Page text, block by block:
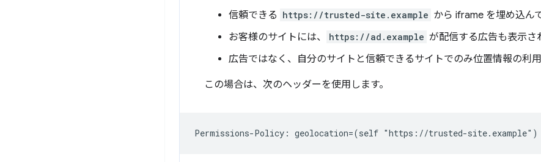
信頼できる https://trusted-site.example から iframe を埋め込ん
お客様のサイトには、
https://ad.example が配信する広告も表示さ
広告ではなく、自分のサイトと信頼できるサイトでのみ位置情報の利用
この場合は、次のヘッダーを使用します。